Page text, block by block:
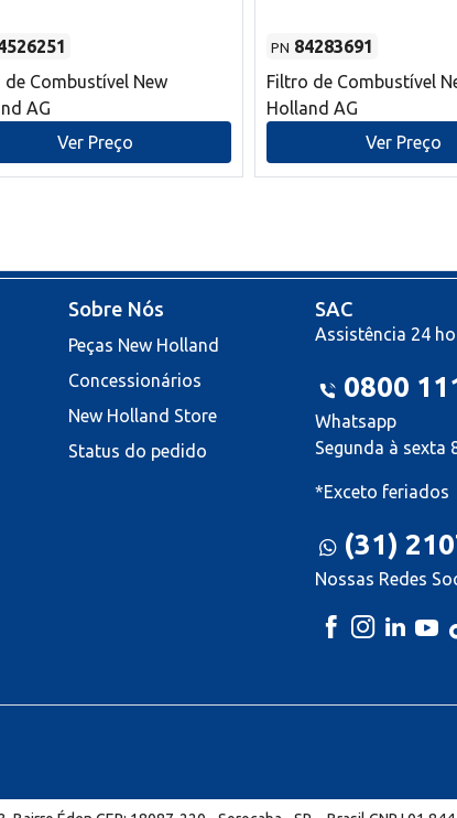
de Combustível New
AG
Ver Preço
PN 84283691
Filtro de Combustível
Holland AG
Ver Preço
Sobre Nós
Peças New Holland
Concessionários
New Holland Store
Status do pedido
SAC
Assistência 24
0800
Whatsapp
Segunda à sexta
*Exceto feriados
(31)
Nossas Redes